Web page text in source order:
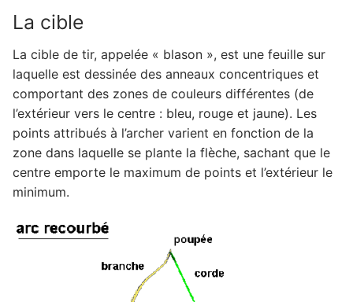
La cible
La cible de tir, appelée « blason », est une feuille sur
laquelle est dessinée des anneaux concentriques et
comportant des zones de couleurs différentes (de
l’extérieur vers le centre : bleu, rouge et jaune). Les
points attribués à l’archer varient en fonction de la
zone dans laquelle se plante la flèche, sachant que le
centre emporte le maximum de points et l’extérieur le
minimum.